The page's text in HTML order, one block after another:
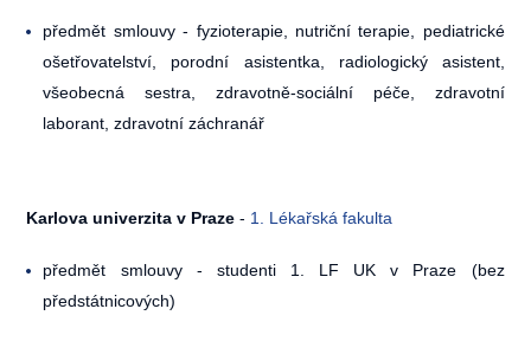
předmět smlouvy - fyzioterapie, nutriční terapie, pediatrické
ošetřovatelství, porodní asistentka, radiologický asistent,
všeobecná sestra, zdravotně-sociální péče, zdravotní
laborant, zdravotní záchranář
Karlova univerzita v Praze - 1. Lékařská fakulta
předmět smlouvy - studenti 1. LF UK v Praze (bez
předstátnicových)